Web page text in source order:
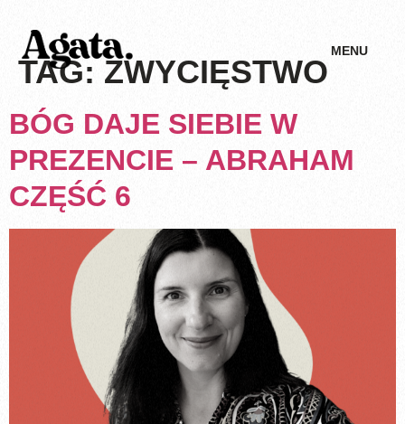
MENU
TAG: ZWYCIĘSTWO
BÓG DAJE SIEBIE W
PREZENCIE – ABRAHAM
CZĘŚĆ 6